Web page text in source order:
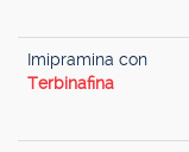
Imipramina con
Terbinafina